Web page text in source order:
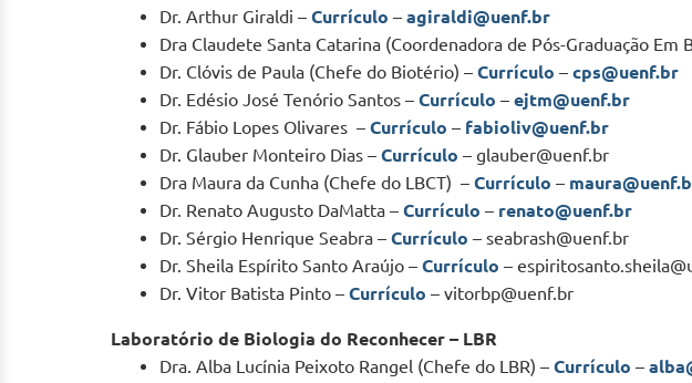
Dr. Arthur Giraldi – Currículo – agiraldi@uenf.br
Dra Claudete Santa Catarina (Coordenadora de Pós-Graduação
Dr. Clóvis de Paula (Chefe do Biotério) – Currículo – cps@uenf.br
Dr. Edésio José Tenório Santos – Currículo – ejtm@uenf.br
Dr. Fábio Lopes Olivares – Currículo – fabioliv@uenf.br
Dr. Glauber Monteiro Dias – Currículo – glauber@uenf.br
Dra Maura da Cunha (Chefe do LBCT) – Currículo –
Dr. Renato Augusto DaMatta – Currículo – renato@uenf.br
Dr. Sérgio Henrique Seabra – Currículo – seabrash@uenf.br
Dr. Sheila Espírito Santo Araújo – Currículo –
Dr. Vitor Batista Pinto – Currículo – vitorbp@uenf.br
Laboratório de Biologia do Reconhecer – LBR
Dra. Alba Lucínia Peixoto Rangel (Chefe do LBR) – Currículo –